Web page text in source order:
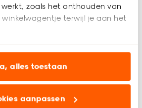
zoals het onthouden van
terwijl je aan het
(optioneel) helpen ons de
voor jou en al onze andere
(optioneel) laten jou
alles toestaan
aanpassen